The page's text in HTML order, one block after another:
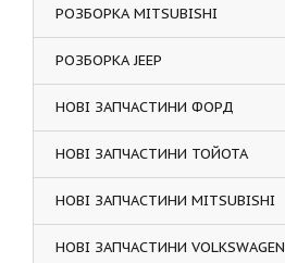
РОЗБОРКА MITSUBISHI
РОЗБОРКА JEEP
НОВІ ЗАПЧАСТИНИ ФОРД
НОВІ ЗАПЧАСТИНИ ТОЙОТА
НОВІ ЗАПЧАСТИНИ MITSUBISHI
НОВІ ЗАПЧАСТИНИ VOLKSWAGEN